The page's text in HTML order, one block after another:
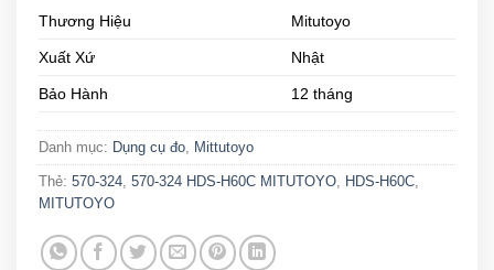
Thương Hiệu Mitutoyo
Xuất Xứ Nhật
Bảo Hành 12 tháng
Danh mục: Dụng cụ đo Mittutoyo
Thẻ: 570-324 570-324 HDS-H60C MITUTOYO HDS-H60C
MITUTOYO